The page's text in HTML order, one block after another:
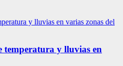
temperatura y lluvias en